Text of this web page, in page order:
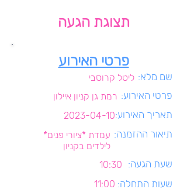
תצוגת הגעה
פרטי האירוע
ליטל קרוסבי שם מלא:
רמת גן קניון איילון פרטי האירוע:
2023-04-10תאריך האירוע:
עמדת *ציורי פנים*
לילדים בקניון
תיאור ההזמנה:
10:30 שעת הגעה:
11:00 שעות התחלה: